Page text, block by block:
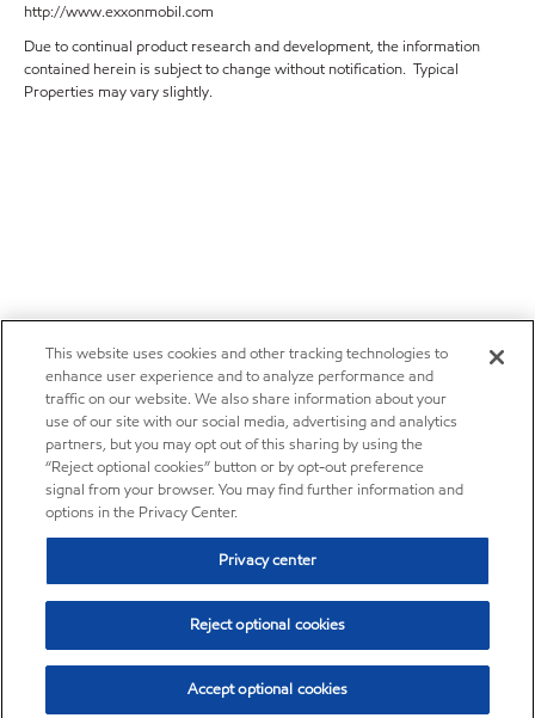
http://www.exxonmobil.com
Due to continual product research and development, the information
contained herein is subject to change without notification. Typical
Properties may vary slightly.
This website uses cookies and other tracking technologies to
enhance user experience and to analyze performance and
traffic on our website. We also share information about your
use of our site with our social media, advertising and analytics
partners, but you may opt out of this sharing by using the
“Reject optional cookies” button or by opt-out preference
signal from your browser. You may find further information and
options in the Privacy Center.
Privacy center
Reject optional cookies
Accept optional cookies